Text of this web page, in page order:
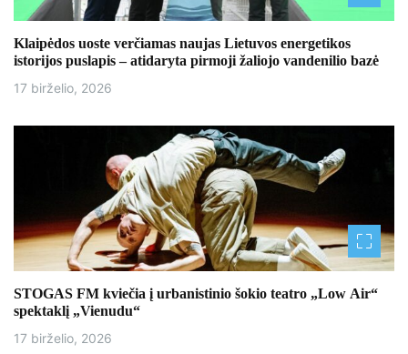
Klaipėdos uoste verčiamas naujas Lietuvos energetikos
istorijos puslapis – atidaryta pirmoji žaliojo vandenilio bazė
17 birželio, 2026
STOGAS FM kviečia į urbanistinio šokio teatro „Low Air“
spektaklį „Vienudu“
17 birželio, 2026